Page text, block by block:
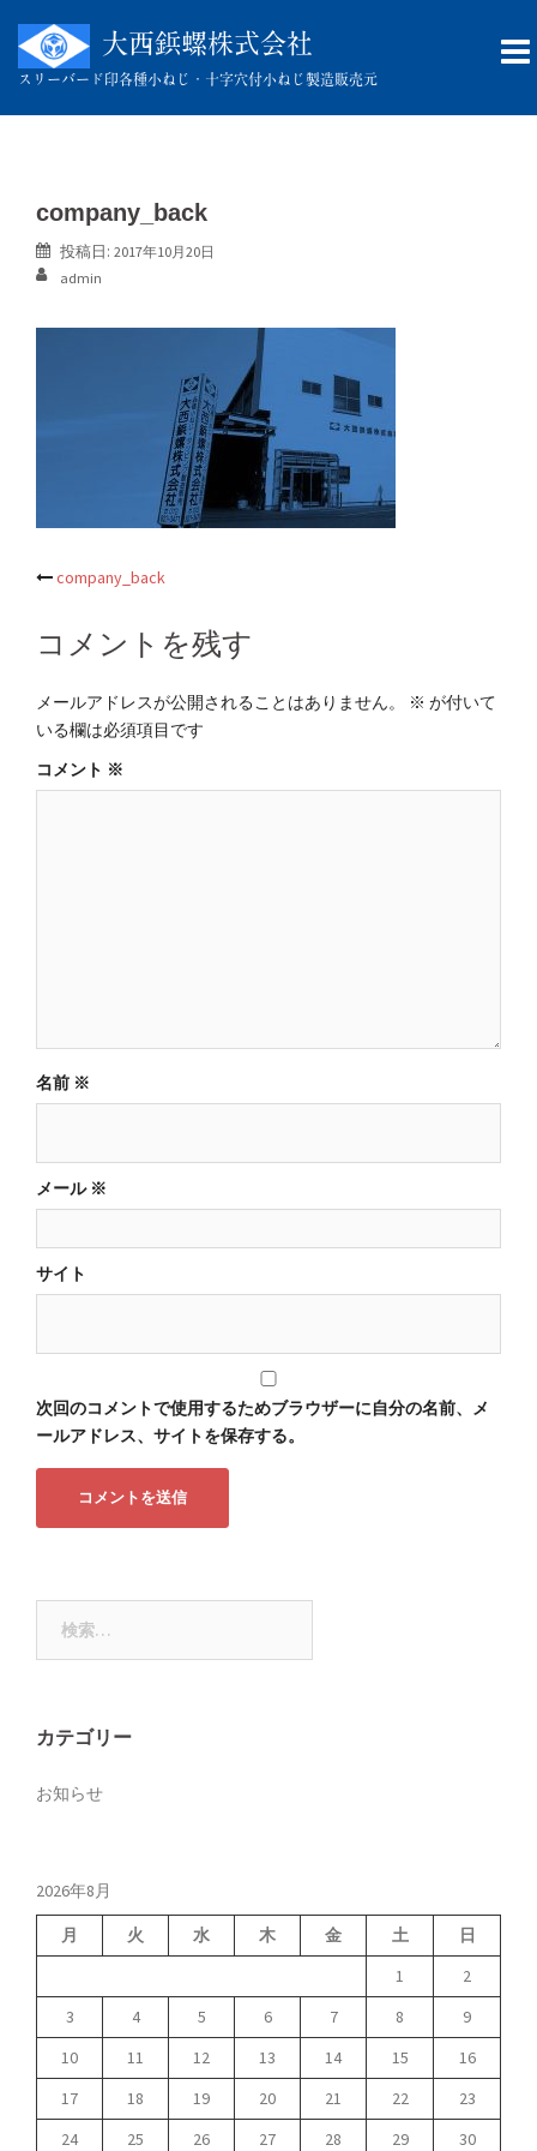
ツ
大西鋲螺株式会社
スリーバード印各種小ねじ・十字穴付小ねじ製造販売元
company_back
投稿日: 2017年10月20日
admin
投
ナ
ビ
ゲ
ー
シ
company_back
コメントを残す
メールアドレスが公開されることはありません。 ※ が付いて
いる欄は必須項目です
コメント ※
名前 ※
メール ※
サイト
次回のコメントで使用するためブラウザーに自分の名前、メ
ールアドレス、サイトを保存する。
カテゴリー
お知らせ
2026年8月
月 火 水 木 金 土
日
1
2
3
4 5 6 7 8
9
10
11 12 13 14 15
16
17
18 19 20 21 22
23
24
25 26 27 28 29 30